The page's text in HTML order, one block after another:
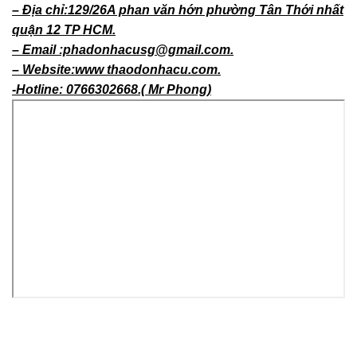
– Địa chỉ:129/26A phan văn hớn phường Tân Thới nhất
quận 12 TP HCM.
– Email :phadonhacusg@gmail.com.
– Website:www thaodonhacu.com.
-Hotline: 0766302668.( Mr Phong)